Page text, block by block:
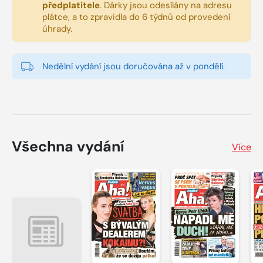
předplatitele. Dárky jsou odesílány na adresu
plátce, a to zpravidla do 6 týdnů od provedení
úhrady.
Nedělní vydání jsou doručována až v pondělí.
Všechna vydání Více